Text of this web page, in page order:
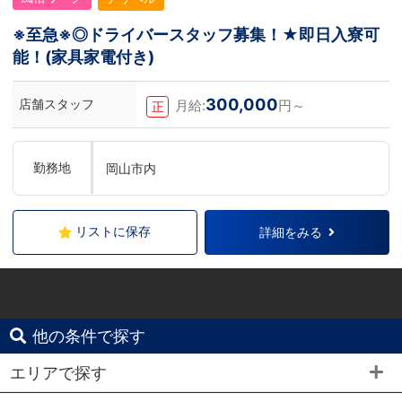
※至急※◎ドライバースタッフ募集！★即日入寮可
能！(家具家電付き)
店舗スタッフ 正 月給:300,000円～
勤務地 岡山市内
リストに保存 詳細をみる
他の条件で探す
エリアで探す